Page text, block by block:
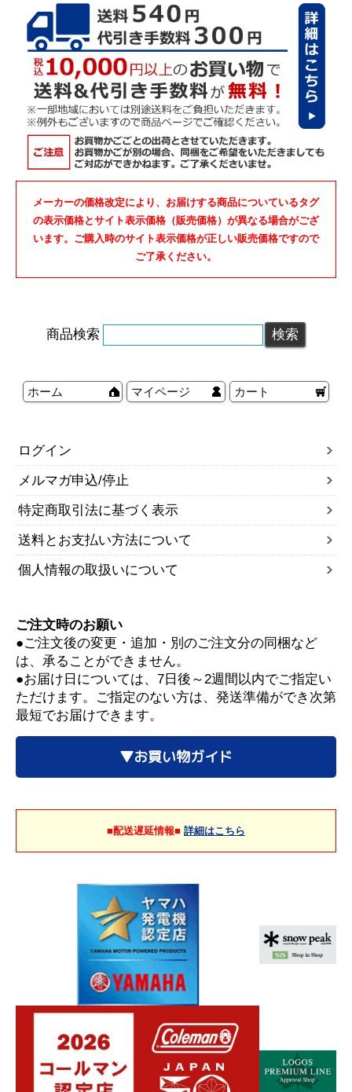
メーカーの価格改定により、お届けする商品についているタグ
の表示価格とサイト表示価格（販売価格）が異なる場合がござ
います。ご購入時のサイト表示価格が正しい販売価格ですので
ご了承ください。
商品検索
ホーム マイページ カート
ログイン
メルマガ申込/停止
特定商取引法に基づく表示
送料とお支払い方法について
個人情報の取扱いについて
ご注文時のお願い
●ご注文後の変更・追加・別のご注文分の同梱など
は、承ることができません。
●お届け日については、7日後～2週間以内でご指定い
ただけます。ご指定のない方は、発送準備ができ次第
最短でお届けできます。
▼お買い物ガイド
■配送遅延情報■ 詳細はこちら